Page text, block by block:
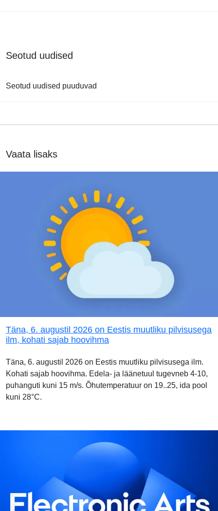
Seotud uudised
Seotud uudised puuduvad
Vaata lisaks
Täna, 6. augustil 2026 on Eestis muutliku pilvisusega
ilm, kohati sajab hoovihma
Täna, 6. augustil 2026 on Eestis muutliku pilvisusega ilm.
Kohati sajab hoovihma. Edela- ja läänetuul tugevneb 4-10,
puhanguti kuni 15 m/s. Õhutemperatuur on 19..25, ida pool
kuni 28°C.